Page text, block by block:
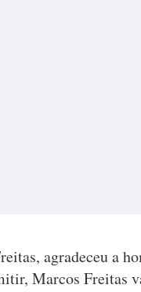
agradeceu a
Marcos Freitas